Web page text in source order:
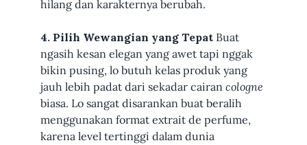
hilang dan karakternya berubah.
4. Pilih Wewangian yang TepatBuat
ngasih kesan elegan yang awet tapi nggak
bikin pusing, lo butuh kelas produk yang
jauh lebih padat dari sekadar cairan cologne
biasa. Lo sangat disarankan buat beralih
menggunakan format extrait de perfume,
karena level tertinggi dalam dunia